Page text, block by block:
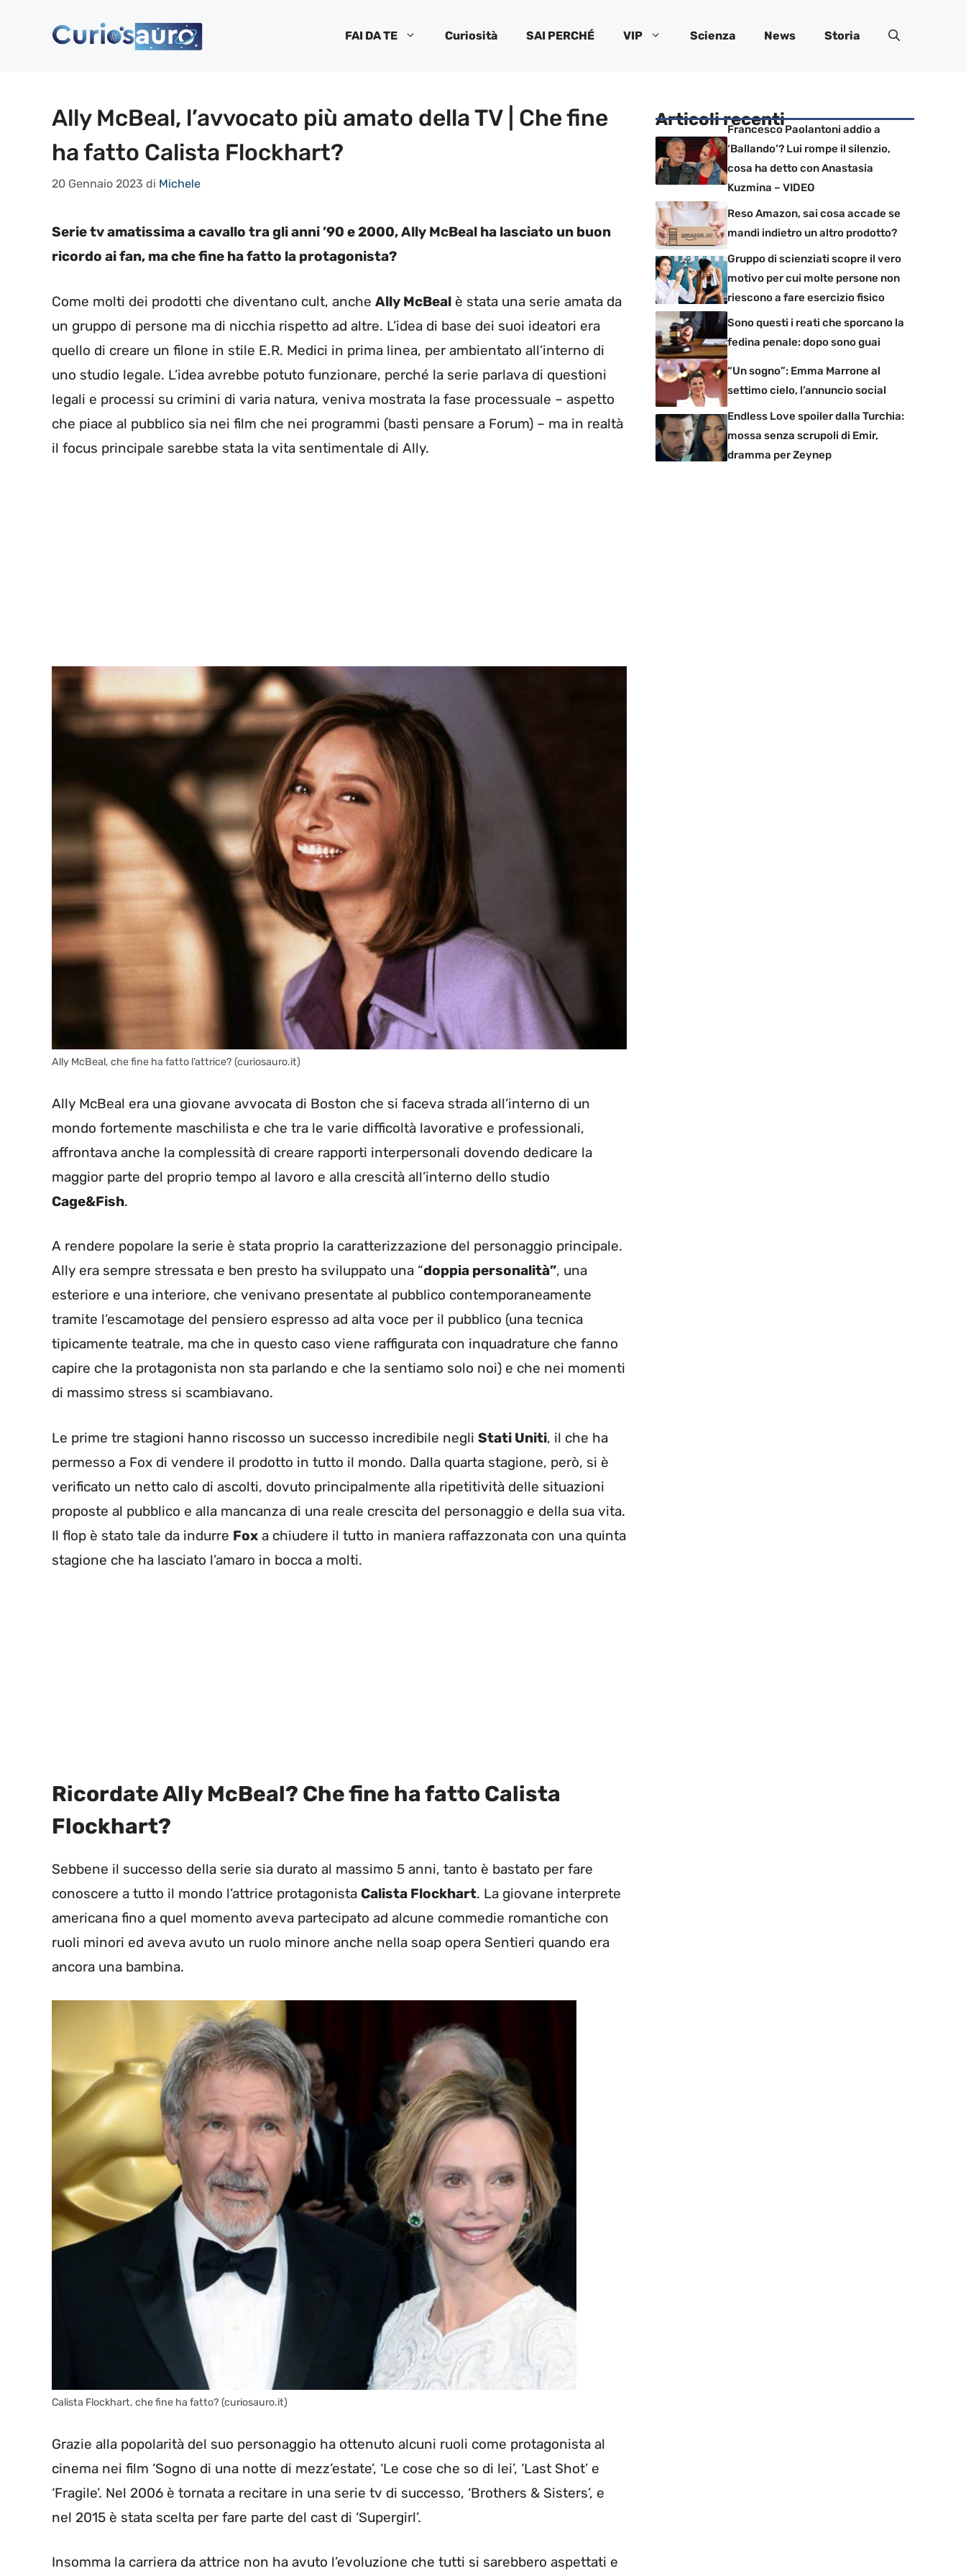
FAI DA TE Curiosità SAI PERCHÉ VIP Scienza News Storia
Ally McBeal, l’avvocato più amato della TV | Che fine
ha fatto Calista Flockhart?
20 Gennaio 2023 di Michele
Serie tv amatissima a cavallo tra gli anni ’90 e 2000, Ally McBeal ha lasciato un buon
ricordo ai fan, ma che fine ha fatto la protagonista?
Come molti dei prodotti che diventano cult, anche Ally McBeal è stata una serie amata da
un gruppo di persone ma di nicchia rispetto ad altre. L’idea di base dei suoi ideatori era
quello di creare un filone in stile E.R. Medici in prima linea, per ambientato all’interno di
uno studio legale. L’idea avrebbe potuto funzionare, perché la serie parlava di questioni
legali e processi su crimini di varia natura, veniva mostrata la fase processuale – aspetto
che piace al pubblico sia nei film che nei programmi (basti pensare a Forum) – ma in realtà
il focus principale sarebbe stata la vita sentimentale di Ally.
Ally McBeal, che fine ha fatto l’attrice? (curiosauro.it)
Ally McBeal era una giovane avvocata di Boston che si faceva strada all’interno di un
mondo fortemente maschilista e che tra le varie difficoltà lavorative e professionali,
affrontava anche la complessità di creare rapporti interpersonali dovendo dedicare la
maggior parte del proprio tempo al lavoro e alla crescità all’interno dello studio
Cage&Fish.
A rendere popolare la serie è stata proprio la caratterizzazione del personaggio principale.
Ally era sempre stressata e ben presto ha sviluppato una “doppia personalità”, una
esteriore e una interiore, che venivano presentate al pubblico contemporaneamente
tramite l’escamotage del pensiero espresso ad alta voce per il pubblico (una tecnica
tipicamente teatrale, ma che in questo caso viene raffigurata con inquadrature che fanno
capire che la protagonista non sta parlando e che la sentiamo solo noi) e che nei momenti
di massimo stress si scambiavano.
Le prime tre stagioni hanno riscosso un successo incredibile negli Stati Uniti, il che ha
permesso a Fox di vendere il prodotto in tutto il mondo. Dalla quarta stagione, però, si è
verificato un netto calo di ascolti, dovuto principalmente alla ripetitività delle situazioni
proposte al pubblico e alla mancanza di una reale crescita del personaggio e della sua vita.
Il flop è stato tale da indurre Fox a chiudere il tutto in maniera raffazzonata con una quinta
stagione che ha lasciato l’amaro in bocca a molti.
Ricordate Ally McBeal? Che fine ha fatto Calista
Flockhart?
Sebbene il successo della serie sia durato al massimo 5 anni, tanto è bastato per fare
conoscere a tutto il mondo l’attrice protagonista Calista Flockhart. La giovane interprete
americana fino a quel momento aveva partecipato ad alcune commedie romantiche con
ruoli minori ed aveva avuto un ruolo minore anche nella soap opera Sentieri quando era
ancora una bambina.
Calista Flockhart, che fine ha fatto? (curiosauro.it)
Grazie alla popolarità del suo personaggio ha ottenuto alcuni ruoli come protagonista al
cinema nei film ‘Sogno di una notte di mezz’estate’, ‘Le cose che so di lei’, ‘Last Shot’ e
‘Fragile’. Nel 2006 è tornata a recitare in una serie tv di successo, ‘Brothers & Sisters’, e
nel 2015 è stata scelta per fare parte del cast di ‘Supergirl’.
Insomma la carriera da attrice non ha avuto l’evoluzione che tutti si sarebbero aspettati e
Articoli recentiFrancesco Paolantoni addio a
‘Ballando’? Lui rompe il silenzio,
cosa ha detto con Anastasia
Kuzmina – VIDEO
Reso Amazon, sai cosa accade se
mandi indietro un altro prodotto?
Gruppo di scienziati scopre il vero
motivo per cui molte persone non
riescono a fare esercizio fisico
Sono questi i reati che sporcano la
fedina penale: dopo sono guai
“Un sogno”: Emma Marrone al
settimo cielo, l’annuncio social
Endless Love spoiler dalla Turchia:
mossa senza scrupoli di Emir,
dramma per Zeynep